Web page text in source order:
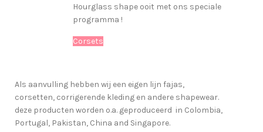
Hourglass shape ooit met ons speciale
programma !
Corsets
Als aanvulling hebben wij een eigen lijn fajas,
corsetten, corrigerende kleding en andere shapewear.
deze producten worden o.a. geproduceerd in Colombia,
Portugal, Pakistan, China and Singapore.